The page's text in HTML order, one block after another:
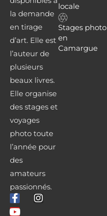
la demande
en tirage
d’art. Elle est
l’auteur de
plusieurs
beaux livres.
Elle organise
des stages et
voyages
photo toute
l’année pour
des
amateurs
passionnés.
locale
Stages photo
en
Camargue